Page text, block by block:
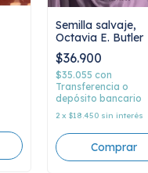
Semilla salvaje,
Octavia E. Butler
$36.900
$35.055 con
Transferencia o
depósito bancario
2 x $18.450 sin interés